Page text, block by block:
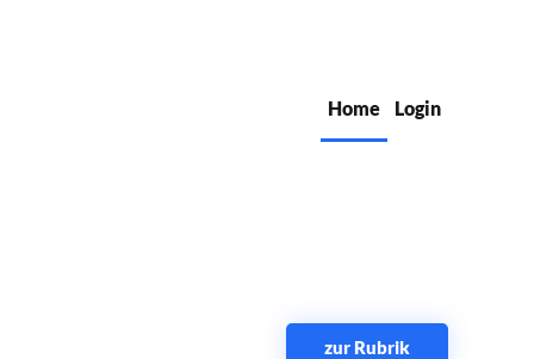
Home
Login
zur Rubrik